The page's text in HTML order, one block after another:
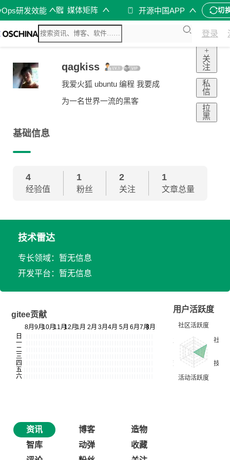
研发效能 媒体矩阵 开源中国APP 切
登录
qagkiss
我爱火狐 ubuntu 编程 我要成
为一名世界一流的黑客
+
关
注
私
信
拉
黑
基础信息
4
经验值
1
粉丝
2
关注
1
文章总量
技术雷达
专长领域：暂无信息
开发平台：暂无信息
gitee贡献
用户活跃度
资讯 博客
造物
智库
动弹
收藏